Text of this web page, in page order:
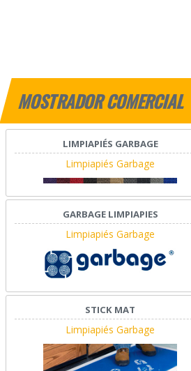
MOSTRADOR COMERCIAL
LIMPIAPIÉS GARBAGE
Limpiapiés Garbage
GARBAGE LIMPIAPIES
Limpiapiés Garbage
STICK MAT
Limpiapiés Garbage